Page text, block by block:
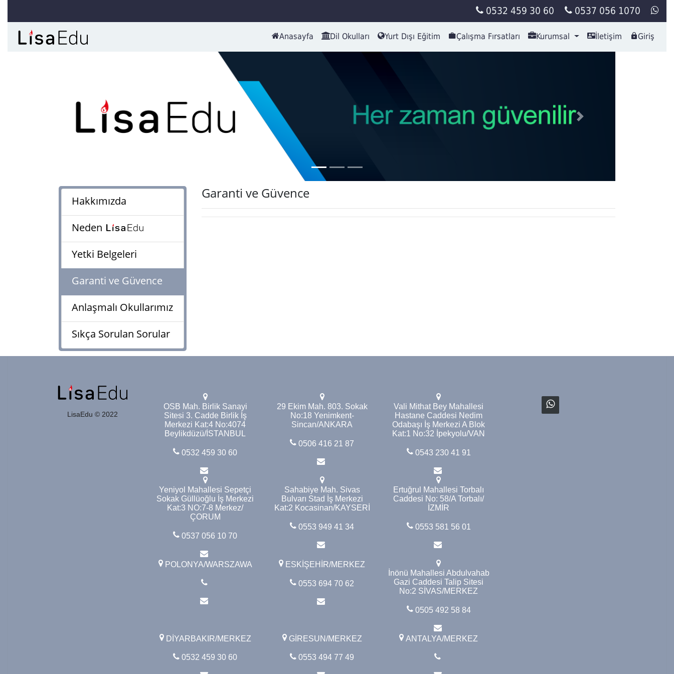
0532 459 30 60 0537 056 1070
Anasayfa Dil Okulları Yurt Dışı Eğitim Çalışma Fırsatları Kurumsal İletişim Giriş
Previous Next
Hakkımızda
Neden
Yetki Belgeleri
Garanti ve Güvence
Anlaşmalı Okullarımız
Sıkça Sorulan Sorular
Garanti ve Güvence
LisaEdu © 2022
OSB Mah. Birlik Sanayi
Sitesi 3. Cadde Birlik İş
Merkezi Kat:4 No:4074
Beylikdüzü/İSTANBUL
0532 459 30 60
29 Ekim Mah. 803. Sokak
No:18 Yenimkent-
Sincan/ANKARA
0506 416 21 87
Vali Mithat Bey Mahallesi
Hastane Caddesi Nedim
Odabaşı İş Merkezi A Blok
Kat:1 No:32 İpekyolu/VAN
0543 230 41 91
Yeniyol Mahallesi Sepetçi
Sokak Güllüoğlu İş Merkezi
Kat:3 NO:7-8 Merkez/
ÇORUM
0537 056 10 70
Sahabiye Mah. Sivas
Bulvarı Stad İş Merkezi
Kat:2 Kocasinan/KAYSERİ
0553 949 41 34
Ertuğrul Mahallesi Torbalı
Caddesi No: 58/A Torbalı/
İZMİR
0553 581 56 01
POLONYA/WARSZAWA ESKİŞEHİR/MERKEZ
0553 694 70 62
İnönü Mahallesi Abdulvahab
Gazi Caddesi Talip Sitesi
No:2 SİVAS/MERKEZ
0505 492 58 84
DİYARBAKIR/MERKEZ
0532 459 30 60
GİRESUN/MERKEZ
0553 494 77 49
ANTALYA/MERKEZ